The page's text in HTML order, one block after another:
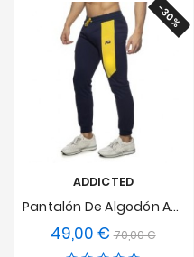
-30%
ADDICTED
Pantalón De Algodón AD Sports - Azul Marino
49,00 € Precio
base
70,00 €Precio